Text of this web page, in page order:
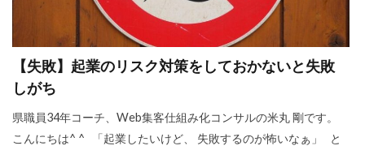
【失敗】起業のリスク対策をしておかないと失敗
しがち
県職員34年コーチ、Web集客仕組み化コンサルの米丸 剛です。
こんにちは^ ^ 「起業したいけど、 失敗するのが怖いなぁ」 と
YouTube広告
動画 スキル
不安
差別化 収入
個人事業主
学ぶ
フリーランス
達成できない
公務員 ビジネス
副業